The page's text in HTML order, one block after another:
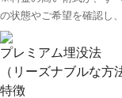
の状態やご希望を確認し
プレミアム埋没法
（リーズナブルな方
特徴